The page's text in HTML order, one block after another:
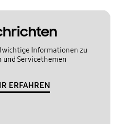
wichtige Informationen zu
und Servicethemen
ERFAHREN